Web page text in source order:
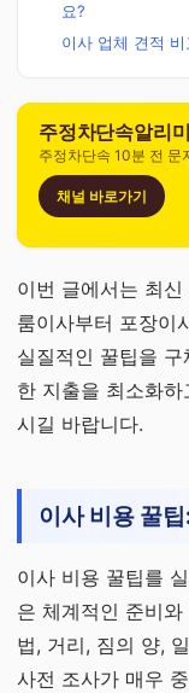
요?
이사 업체 견적
주정차단속알리
주정차단속 10분 전 문
채널 바로가기
이번 글에서는 최
룸이사부터 포장이
실질적인 꿀팁을
한 지출을 최소화
시길 바랍니다.
이사 비용 꿀
이사 비용 꿀팁를
은 체계적인 준비
법, 거리, 짐의 양,
사전 조사가 매우